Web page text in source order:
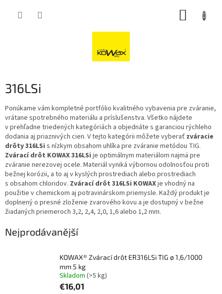
316LSi
Ponúkame vám kompletné portfólio kvalitného vybavenia pre zváranie,
vrátane spotrebného materiálu a príslušenstva. Všetko nájdete
v prehľadne triedených kategóriách a objednáte s garanciou rýchleho
dodania aj priaznivých cien. V tejto kategórii môžete vyberať zváracie
drôty 316LSi s nízkym obsahom uhlíka pre zváranie metódou TIG.
Zvárací drôt KOWAX 316LSi je optimálnym materiálom najmä pre
zváranie nerezovej ocele. Materiál vyniká výbornou odolnosťou proti
bežnej korózii, a to aj v kyslých prostrediach alebo prostrediach
s obsahom chloridov. Zvárací drôt 316LSi KOWAXje vhodný na
použitie v chemickom aj potravinárskom priemysle. Každý produkt je
doplnený o presné zloženie zvarového kovu a je dostupný v bežne
žiadaných priemeroch 3,2, 2,4, 2,0, 1,6 alebo 1,2 mm.
Nejprodávanější
KOWAX® Zvárací drôt ER316LSi TIG ø 1,6/1000
mm 5 kg
Skladom (>5 kg)
€16,01